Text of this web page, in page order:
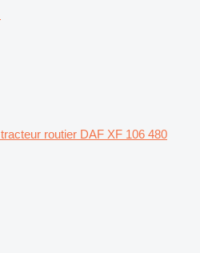
tracteur routier DAF XF 106 480